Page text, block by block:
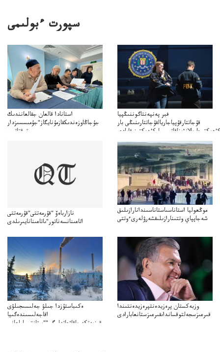
سپورت ءبولىمى
استانادا قالعان جقالعانندىك
جۇجاڭاوزەندىكقازمۇنايگاز"جۇمىسسىزدار
توقتاتىپ
تا"قازمۇنايگاز"كەلىسسوزدىتوقتاتىپتاستادىدەيدى
فبر پەنپەنتاگوننىڭپيا
قۇجاتتارقۇپياجاريالقۇجاتتارىنىڭى بار
كۇدىكتىجاريالانۋىناقاتىسىباركۇدىكتىنىقامادى
نازارباەۆ "قۇرمەتتى"قۇرمەتتى
اتاعىنانسەناتور"ىاتاعىنانايىرىلدى
موڭعوليا استاناسىاستاناسىندانارازىلىق
شەجاپپاي وتتىنارازىلىقشەرۋلەرىءوتتى
ەكىباستۇزدا جىلۋ جەلىسىجىلۋى
اقاجەلىسىندەگىيا
قىزمەتكەرىاقاۋعاتەلىگى""ستانتسياولعانى
وزبەكستان پرەزيدەنتپرەزيدەنتىندا
قىرعىزسجەلتوقسانداىقىرعىزستانعابارادى